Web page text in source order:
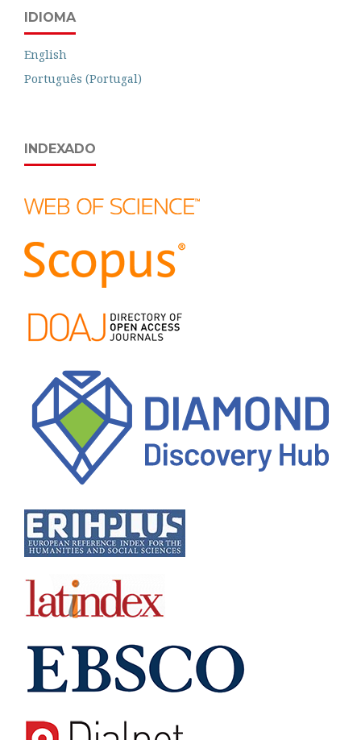
IDIOMA
English
Português (Portugal)
INDEXADO